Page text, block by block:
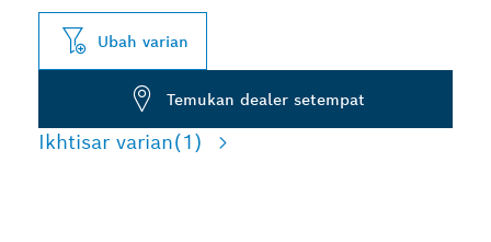
Ubah varian
Temukan dealer setempat
Ikhtisar varian(1)